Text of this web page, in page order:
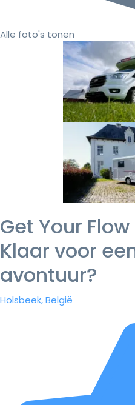
Alle foto's tonen
Get Your
Klaar voor
avontuur?
Holsbeek, België